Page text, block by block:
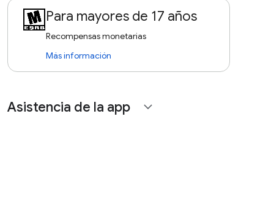
Para mayores de 17 años
Recompensas monetarias
Más información
Asistencia de la app expand_more